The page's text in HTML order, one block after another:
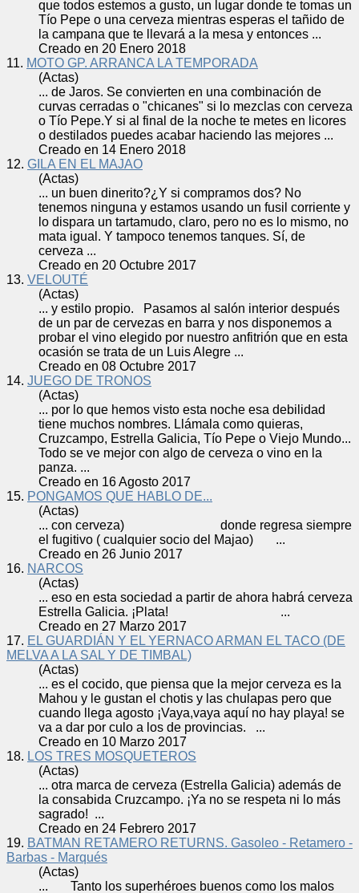
que todos estemos a gusto, un lugar donde te tomas un
Tío Pepe o una cerveza mientras esperas el tañido de
la campana que te llevará a la mesa y entonces ...
Creado en 20 Enero 2018
11. MOTO GP. ARRANCA LA TEMPORADA
(Actas)
... de Jaros. Se convierten en una combinación de
curvas cerradas o "chicanes" si lo mezclas con cerveza
o Tío Pepe.Y si al final de la noche te metes en licores
o destilados puedes acabar haciendo las mejores ...
Creado en 14 Enero 2018
12. GILA EN EL MAJAO
(Actas)
... un buen dinerito?¿Y si compramos dos? No
tenemos ninguna y estamos usando un fusil corriente y
lo dispara un tartamudo, claro, pero no es lo mismo, no
mata igual. Y tampoco tenemos tanques. Sí, de
cerveza ...
Creado en 20 Octubre 2017
13. VELOUTÉ
(Actas)
... y estilo propio. Pasamos al salón interior después
de un par de cervezas en barra y nos disponemos a
probar el vino elegido por nuestro anfitrión que en esta
ocasión se trata de un Luis Alegre ...
Creado en 08 Octubre 2017
14. JUEGO DE TRONOS
(Actas)
... por lo que hemos visto esta noche esa debilidad
tiene muchos nombres. Llámala como quieras,
Cruzcampo, Estrella Galicia, Tío Pepe o Viejo Mundo...
Todo se ve mejor con algo de cerveza o vino en la
panza. ...
Creado en 16 Agosto 2017
15. PONGAMOS QUE HABLO DE...
(Actas)
... con cerveza) donde regresa siempre
el fugitivo ( cualquier socio del Majao) ...
Creado en 26 Junio 2017
16. NARCOS
(Actas)
... eso en esta sociedad a partir de ahora habrá cerveza
Estrella Galicia. ¡Plata! ...
Creado en 27 Marzo 2017
17. EL GUARDIÁN Y EL YERNACO ARMAN EL TACO (DE
MELVA A LA SAL Y DE TIMBAL)
(Actas)
... es el cocido, que piensa que la mejor cerveza es la
Mahou y le gustan el chotis y las chulapas pero que
cuando llega agosto ¡Vaya,vaya aquí no hay playa! se
va a dar por culo a los de provincias. ...
Creado en 10 Marzo 2017
18. LOS TRES MOSQUETEROS
(Actas)
... otra marca de cerveza (Estrella Galicia) además de
la consabida Cruzcampo. ¡Ya no se respeta ni lo más
sagrado! ...
Creado en 24 Febrero 2017
19. BATMAN RETAMERO RETURNS. Gasoleo - Retamero -
Barbas - Marqués
(Actas)
... Tanto los superhéroes buenos como los malos